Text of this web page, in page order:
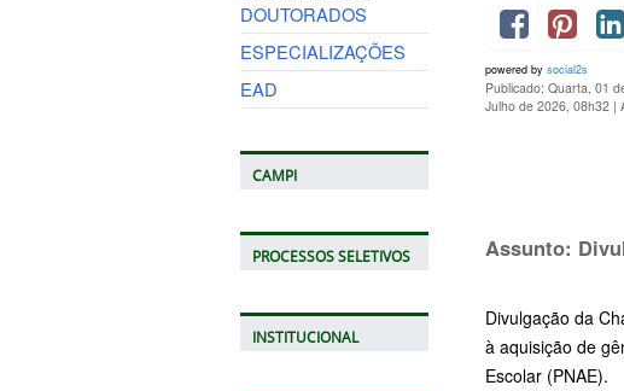
DOUTORADOS
ESPECIALIZAÇÕES
EAD
CAMPI
PROCESSOS SELETIVOS
INSTITUCIONAL
powered by social2s
Publicado: Quarta, 01
Julho de 2026, 08h32 |
Assunto:
Divulgação da
à aquisição de
Escolar (PNAE).